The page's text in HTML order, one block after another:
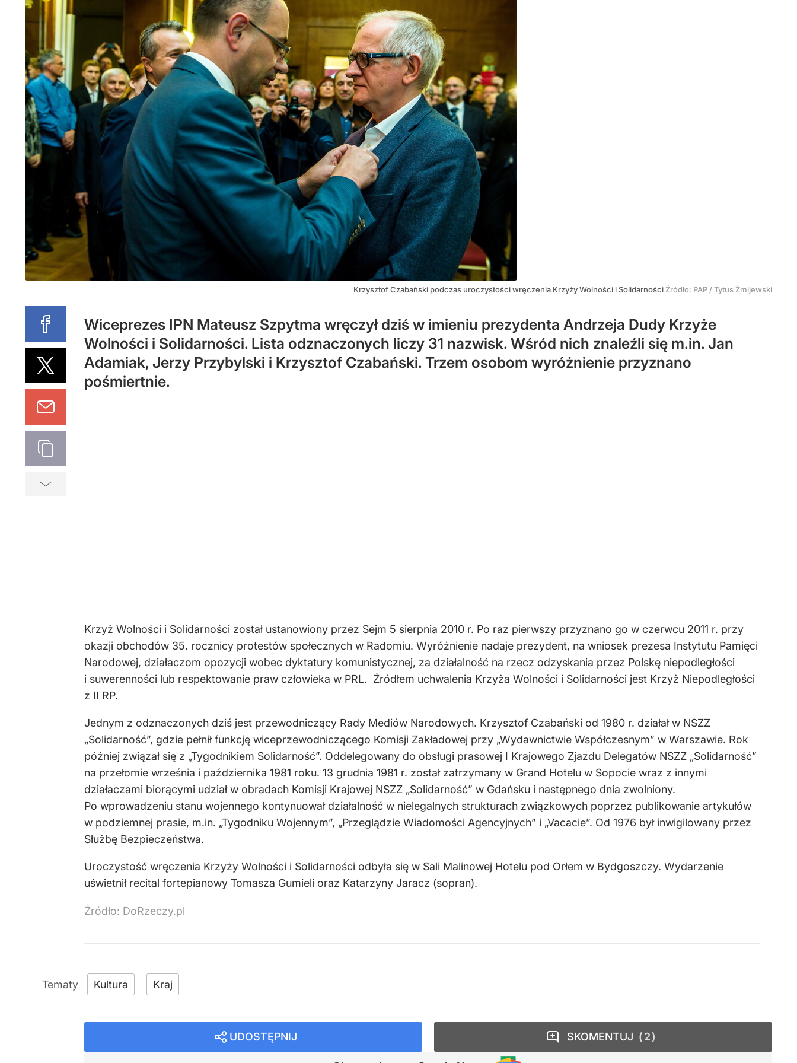
Krzysztof Czabański podczas uroczystości wręczenia Krzyży Wolności i Solidarności Źródło: PAP /Tytus Żmijewski
Wiceprezes IPN Mateusz Szpytma wręczył dziś w imieniu prezydenta Andrzeja Dudy Krzyże
Wolności i Solidarności. Lista odznaczonych liczy 31 nazwisk. Wśród nich znaleźli się m.in. Jan
Adamiak, Jerzy Przybylski i Krzysztof Czabański. Trzem osobom wyróżnienie przyznano
pośmiertnie.
Krzyż Wolności i Solidarności został ustanowiony przez Sejm 5 sierpnia 2010 r. Po raz pierwszy przyznano go w czerwcu 2011 r. przy
okazji obchodów 35. rocznicy protestów społecznych w Radomiu. Wyróżnienie nadaje prezydent, na wniosek prezesa Instytutu Pamięci
Narodowej, działaczom opozycji wobec dyktatury komunistycznej, za działalność na rzecz odzyskania przez Polskę niepodległości
i suwerenności lub respektowanie praw człowieka w PRL. Źródłem uchwalenia Krzyża Wolności i Solidarności jest Krzyż Niepodległości
z II RP.
Jednym z odznaczonych dziś jest przewodniczący Rady Mediów Narodowych. Krzysztof Czabański od 1980 r. działał w NSZZ
„Solidarność”, gdzie pełnił funkcję wiceprzewodniczącego Komisji Zakładowej przy „Wydawnictwie Współczesnym” w Warszawie. Rok
później związał się z „Tygodnikiem Solidarność”. Oddelegowany do obsługi prasowej I Krajowego Zjazdu Delegatów NSZZ „Solidarność”
na przełomie września i października 1981 roku. 13 grudnia 1981 r. został zatrzymany w Grand Hotelu w Sopocie wraz z innymi
działaczami biorącymi udział w obradach Komisji Krajowej NSZZ „Solidarność” w Gdańsku i następnego dnia zwolniony.
Po wprowadzeniu stanu wojennego kontynuował działalność w nielegalnych strukturach związkowych poprzez publikowanie artykułów
w podziemnej prasie, m.in. „Tygodniku Wojennym”, „Przeglądzie Wiadomości Agencyjnych” i „Vacacie”. Od 1976 był inwigilowany przez
Służbę Bezpieczeństwa.
Uroczystość wręczenia Krzyży Wolności i Solidarności odbyła się w Sali Malinowej Hotelu pod Orłem w Bydgoszczy. Wydarzenie
uświetnił recital fortepianowy Tomasza Gumieli oraz Katarzyny Jaracz (sopran).
Źródło: DoRzeczy.pl
Kultura Kraj
UDOSTĘPNIJ SKOMENTUJ 2